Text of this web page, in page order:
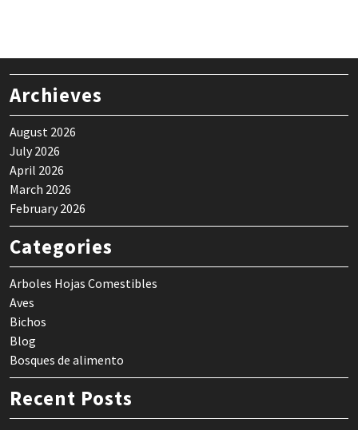
Archieves
August 2026
July 2026
April 2026
March 2026
February 2026
Categories
Arboles Hojas Comestibles
Aves
Bichos
Blog
Bosques de alimento
Recent Posts